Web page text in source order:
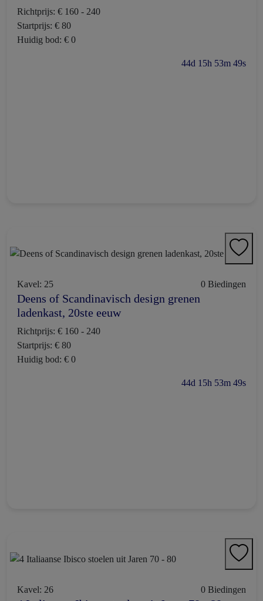
Richtprijs: € 160 - 240
Startprijs: € 80
Huidig bod: € 0
44d 15h 53m 48s
Kavel: 25 0 Biedingen
Deens of Scandinavisch design grenen
ladenkast, 20ste eeuw
Richtprijs: € 160 - 240
Startprijs: € 80
Huidig bod: € 0
44d 15h 53m 48s
Kavel: 26 0 Biedingen